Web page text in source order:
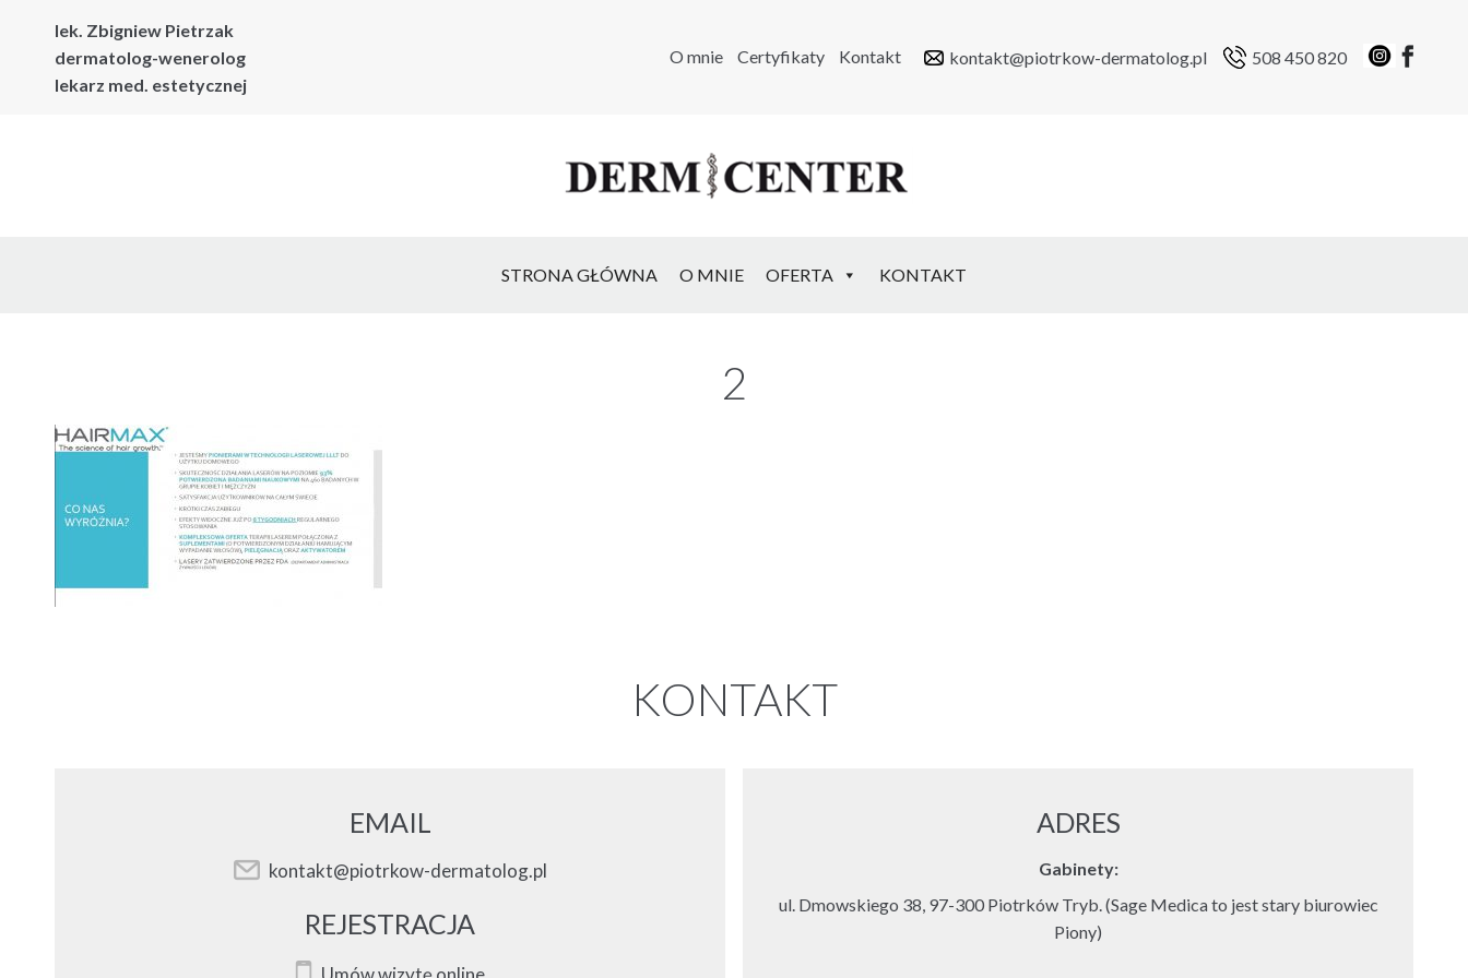
lek. Zbigniew Pietrzak
dermatolog-wenerolog
lekarz med. estetycznej
O mnie Certyfikaty Kontakt kontakt@piotrkow-dermatolog.pl 508 450 820
STRONA GŁÓWNA O MNIE OFERTA KONTAKT
2
KONTAKT
EMAIL
kontakt@piotrkow-dermatolog.pl
REJESTRACJA
ADRES
Gabinety:
ul. Dmowskiego 38, 97-300 Piotrków Tryb. (Sage Medica to jest stary biurowiec
Piony)